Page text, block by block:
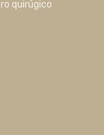
quirúgico